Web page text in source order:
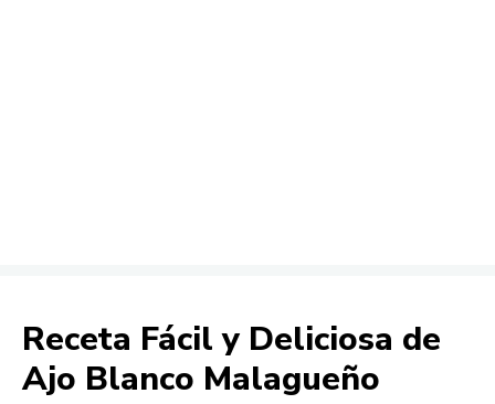
Receta Fácil y Deliciosa de
Ajo Blanco Malagueño